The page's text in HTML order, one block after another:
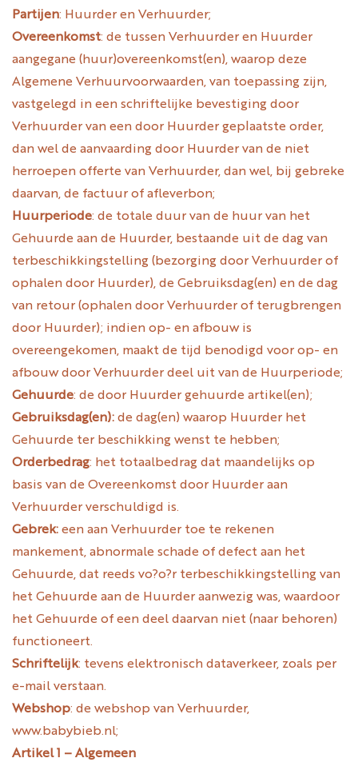
Partijen: Huurder en Verhuurder;
Overeenkomst: de tussen Verhuurder en Huurder
aangegane (huur)overeenkomst(en), waarop deze
Algemene Verhuurvoorwaarden, van toepassing zijn,
vastgelegd in een schriftelijke bevestiging door
Verhuurder van een door Huurder geplaatste order,
dan wel de aanvaarding door Huurder van de niet
herroepen offerte van Verhuurder, dan wel, bij gebreke
daarvan, de factuur of afleverbon;
Huurperiode: de totale duur van de huur van het
Gehuurde aan de Huurder, bestaande uit de dag van
terbeschikkingstelling (bezorging door Verhuurder of
ophalen door Huurder), de Gebruiksdag(en) en de dag
van retour (ophalen door Verhuurder of terugbrengen
door Huurder); indien op- en afbouw is
overeengekomen, maakt de tijd benodigd voor op- en
afbouw door Verhuurder deel uit van de Huurperiode;
Gehuurde: de door Huurder gehuurde artikel(en);
Gebruiksdag(en): de dag(en) waarop Huurder het
Gehuurde ter beschikking wenst te hebben;
Orderbedrag: het totaalbedrag dat maandelijks op
basis van de Overeenkomst door Huurder aan
Verhuurder verschuldigd is.
Gebrek: een aan Verhuurder toe te rekenen
mankement, abnormale schade of defect aan het
Gehuurde, dat reeds vo?o?r terbeschikkingstelling van
het Gehuurde aan de Huurder aanwezig was, waardoor
het Gehuurde of een deel daarvan niet (naar behoren)
functioneert.
Schriftelijk: tevens elektronisch dataverkeer, zoals per
e-mail verstaan.
Webshop: de webshop van Verhuurder,
www.babybieb.nl;
Artikel 1 – Algemeen